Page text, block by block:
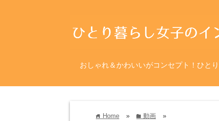
おしゃれ＆かわいいがコンセプト！ひと
home Home » folder 動画 »